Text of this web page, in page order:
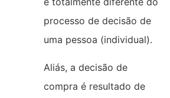
processo de decisão de
uma pessoa (individual).
Aliás, a decisão de
compra é resultado de